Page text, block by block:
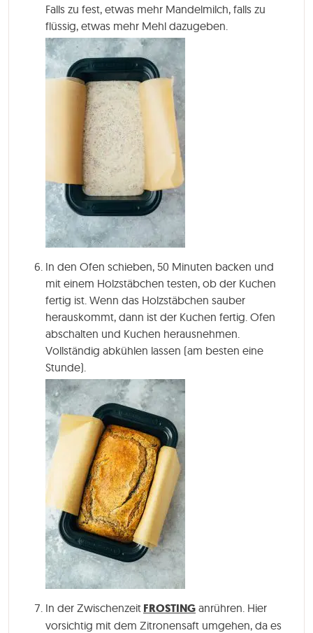
Falls zu fest, etwas mehr Mandelmilch, falls zu
flüssig, etwas mehr Mehl dazugeben.
In den Ofen schieben, 50 Minuten backen und
mit einem Holzstäbchen testen, ob der Kuchen
fertig ist. Wenn das Holzstäbchen sauber
herauskommt, dann ist der Kuchen fertig. Ofen
abschalten und Kuchen herausnehmen.
Vollständig abkühlen lassen (am besten eine
Stunde).
In der Zwischenzeit FROSTING anrühren. Hier
vorsichtig mit dem Zitronensaft umgehen, da es